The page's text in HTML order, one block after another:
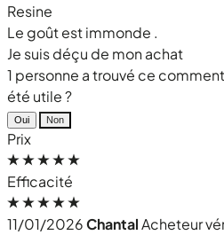
Resine
Le goût est immonde .
Je suis déçu de mon achat
1 personne a trouvé ce
été utile ?
Oui Non
Prix
Efficacité
11/01/2026ChantalAcheteur